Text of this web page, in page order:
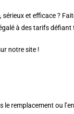
et efficace ?
à des tarifs
notre site !
remplacement ou